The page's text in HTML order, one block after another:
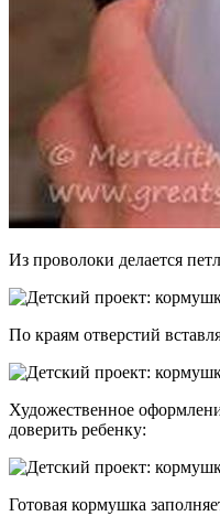
Из проволоки делается
По краям отверстий
Художественное
доверить ребенку:
Готовая кормушка